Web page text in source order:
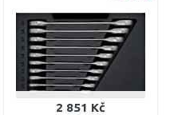
2 851 Kč